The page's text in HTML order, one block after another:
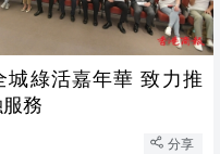
城綠活嘉年華 致力推
務
分享